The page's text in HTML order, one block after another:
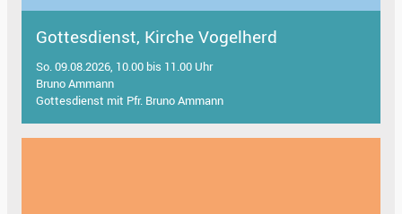
Gottesdienst, Kirche Vogelherd
So. 09.08.2026, 10.00 bis 11.00 Uhr
Bruno Ammann
Gottesdienst mit Pfr. Bruno Ammann